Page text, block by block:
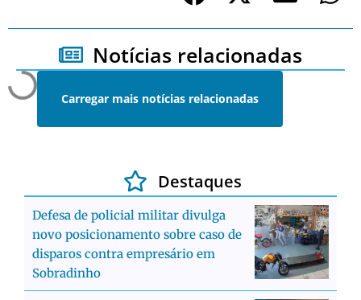
Notícias relacionadas
Carregar mais notícias relacionadas
Destaques
Defesa de policial militar divulga
novo posicionamento sobre caso de
disparos contra empresário em
Sobradinho